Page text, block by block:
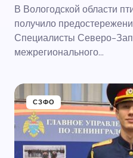
В Вологодской области
получило
Специалисты Северо-
межрегионального…
СЗФО